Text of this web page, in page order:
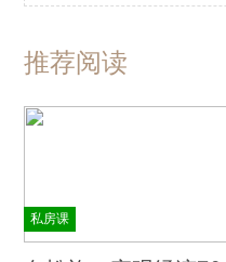
推荐阅读
私房课